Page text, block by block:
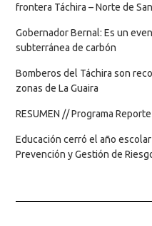
frontera Táchira – Norte de
Gobernador Bernal: Es un
subterránea de carbón
Bomberos del Táchira son
zonas de La Guaira
RESUMEN // Programa
Educación cerró el año
Prevención y Gestión de